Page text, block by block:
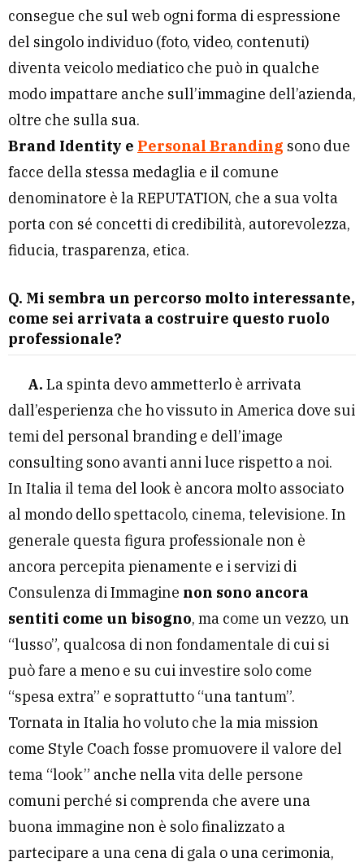
consegue che sul web ogni forma di espressione
del singolo individuo (foto, video, contenuti)
diventa veicolo mediatico che può in qualche
modo impattare anche sull’immagine dell’azienda,
oltre che sulla sua.
Brand Identity e Personal Branding sono due
facce della stessa medaglia e il comune
denominatore è la REPUTATION, che a sua volta
porta con sé concetti di credibilità, autorevolezza,
fiducia, trasparenza, etica.
Q. Mi sembra un percorso molto interessante,
come sei arrivata a costruire questo ruolo
professionale?
A. La spinta devo ammetterlo è arrivata
dall’esperienza che ho vissuto in America dove sui
temi del personal branding e dell’image
consulting sono avanti anni luce rispetto a noi.
In Italia il tema del look è ancora molto associato
al mondo dello spettacolo, cinema, televisione. In
generale questa figura professionale non è
ancora percepita pienamente e i servizi di
Consulenza di Immagine non sono ancora
sentiti come un bisogno, ma come un vezzo, un
“lusso”, qualcosa di non fondamentale di cui si
può fare a meno e su cui investire solo come
“spesa extra” e soprattutto “una tantum”.
Tornata in Italia ho voluto che la mia mission
come Style Coach fosse promuovere il valore del
tema “look” anche nella vita delle persone
comuni perché si comprenda che avere una
buona immagine non è solo finalizzato a
partecipare a una cena di gala o una cerimonia,